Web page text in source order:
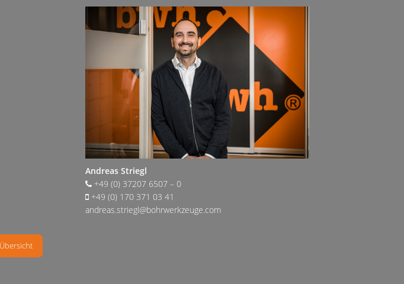
Andreas Striegl
+49 (0) 37207 6507 – 0
+49 (0) 170 371 03 41
andreas.striegl@bohrwerkzeuge.com